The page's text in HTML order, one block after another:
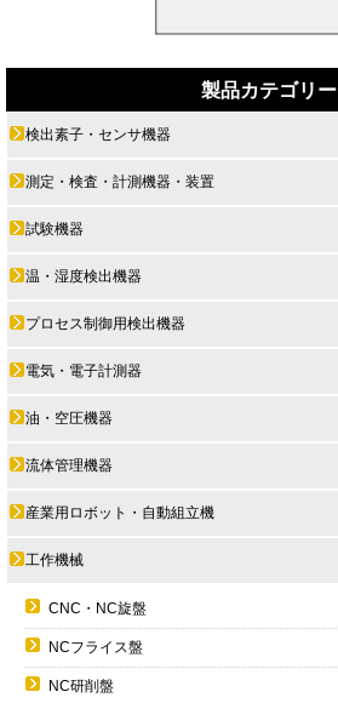
製品カテゴリー
検出素子・センサ機器
測定・検査・計測機器・装置
試験機器
温・湿度検出機器
プロセス制御用検出機器
電気・電子計測器
油・空圧機器
流体管理機器
産業用ロボット・自動組立機
工作機械
CNC・NC旋盤
NCフライス盤
NC研削盤